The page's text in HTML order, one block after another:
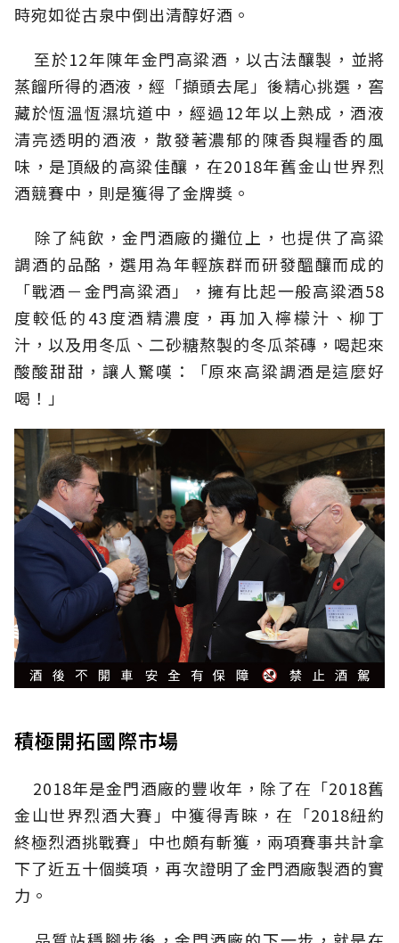
時宛如從古泉中倒出清醇好酒。
至於12年陳年金門高粱酒，以古法釀製，並將
蒸餾所得的酒液，經「擷頭去尾」後精心挑選，窖
藏於恆溫恆濕坑道中，經過12年以上熟成，酒液
清亮透明的酒液，散發著濃郁的陳香與糧香的風
味，是頂級的高粱佳釀，在2018年舊金山世界烈
酒競賽中，則是獲得了金牌獎。
除了純飲，金門酒廠的攤位上，也提供了高粱
調酒的品酩，選用為年輕族群而研發醞釀而成的
「戰酒－金門高粱酒」，擁有比起一般高粱酒58
度較低的43度酒精濃度，再加入檸檬汁、柳丁
汁，以及用冬瓜、二砂糖熬製的冬瓜茶磚，喝起來
酸酸甜甜，讓人驚嘆：「原來高粱調酒是這麼好
喝！」
積極開拓國際市場
2018年是金門酒廠的豐收年，除了在「2018舊
金山世界烈酒大賽」中獲得青睞，在「2018紐約
終極烈酒挑戰賽」中也頗有斬獲，兩項賽事共計拿
下了近五十個獎項，再次證明了金門酒廠製酒的實
力。